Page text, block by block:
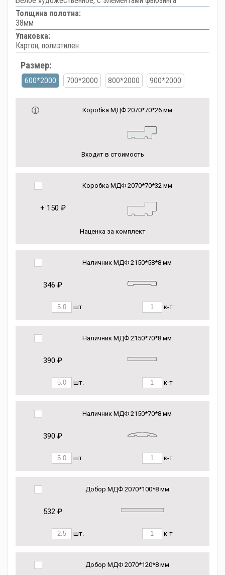
Толщина полотна:
38мм
Упаковка:
Картон, полиэтилен
Размер:
600*2000 700*2000 800*2000 900*2000
Коробка МДФ 2070*70*26 мм
Входит в стоимость
Коробка МДФ 2070*70*32 мм
+ 150 ₽
Наценка за комплект
Наличник МДФ 2150*58*8 мм
346 ₽
шт. к-т
Наличник МДФ 2150*70*8 мм
390 ₽
шт. к-т
Наличник МДФ 2150*70*8 мм
390 ₽
шт. к-т
Добор МДФ 2070*100*8 мм
532 ₽
шт. к-т
Добор МДФ 2070*120*8 мм